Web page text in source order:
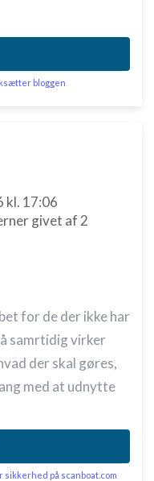
bloggen
kl. 17:06
givet af 2
for de der ikke har
samrtidig virker
der skal gøres,
med at udnytte
sikkerhed på scanboat.com